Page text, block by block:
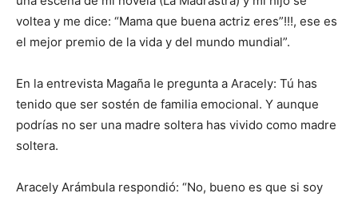
voltea y me dice: “Mama que buena actriz eres”!!!, ese es
el mejor premio de la vida y del mundo mundial”.
En la entrevista Magaña le pregunta a Aracely: Tú has
tenido que ser sostén de familia emocional. Y aunque
podrías no ser una madre soltera has vivido como madre
soltera.
Aracely Arámbula respondió: “No, bueno es que si soy